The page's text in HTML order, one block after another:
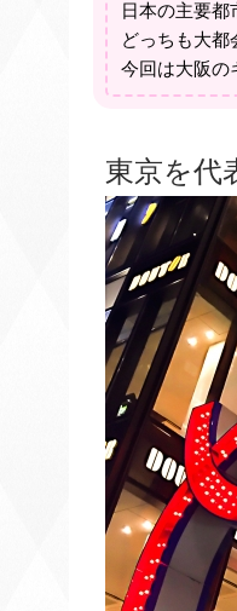
日本の主要都
どっちも大都
今回は大阪の
東京を代